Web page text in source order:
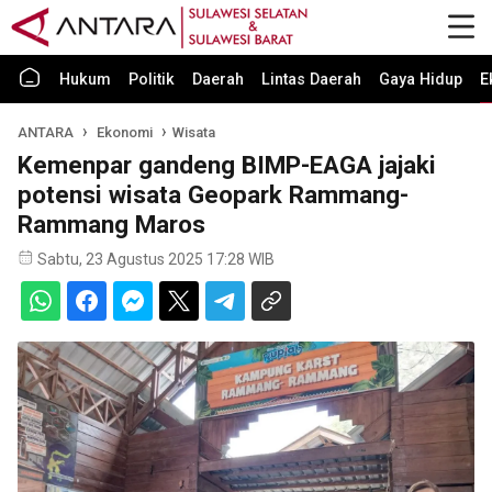
Hukum Politik Daerah Lintas Daerah Gaya Hidup
ANTARA Ekonomi Wisata
Kemenpar gandeng BIMP-EAGA jajaki
potensi wisata Geopark Rammang-
Rammang Maros
Sabtu, 23 Agustus 2025 17:28 WIB